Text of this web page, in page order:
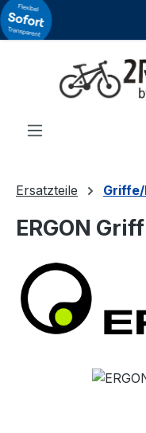
Zum Hauptinhalt
Ersatzteile
ERGON